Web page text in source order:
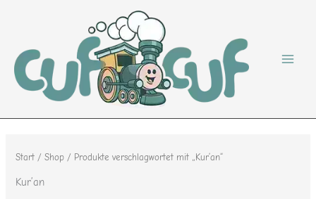
Start /Shop / Produkte verschlagwortet mit „Kur’an“
Kur’an